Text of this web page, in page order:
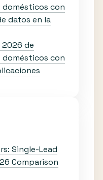
domésticos con
datos en la
de
domésticos con
Single-Lead
Comparison